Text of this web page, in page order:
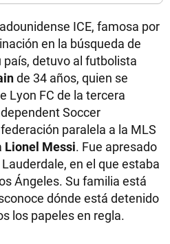
ICE, famosa por
en la búsqueda de
detuvo al futbolista
de 34 años, quien se
Lyon FC de la tercera
Soccer
paralela a la MLS
Lionel Messi. Fue apresado
en el que estaba
Ángeles. Su familia está
dónde está detenido
los papeles en regla.